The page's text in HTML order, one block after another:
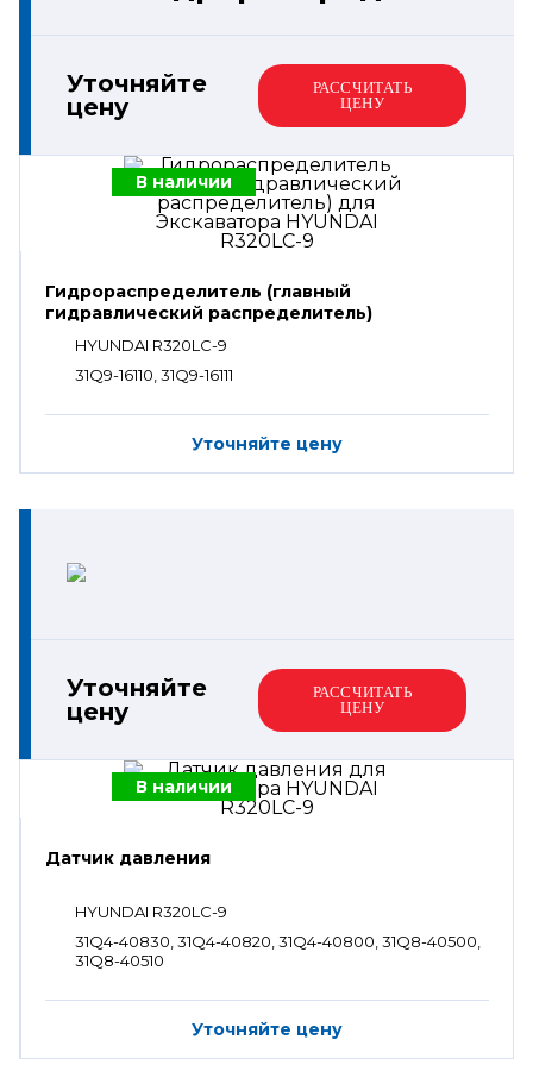
Уточняйте
цену
РАССЧИТАТЬ
ЦЕНУ
В наличии
Гидрораспределитель (главный
гидравлический распределитель)
HYUNDAI R320LC-9
31Q9-16110, 31Q9-16111
Уточняйте цену
Уточняйте
цену
РАССЧИТАТЬ
ЦЕНУ
В наличии
Датчик давления
HYUNDAI R320LC-9
31Q4-40830, 31Q4-40820, 31Q4-40800, 31Q8-40500,
31Q8-40510
Уточняйте цену